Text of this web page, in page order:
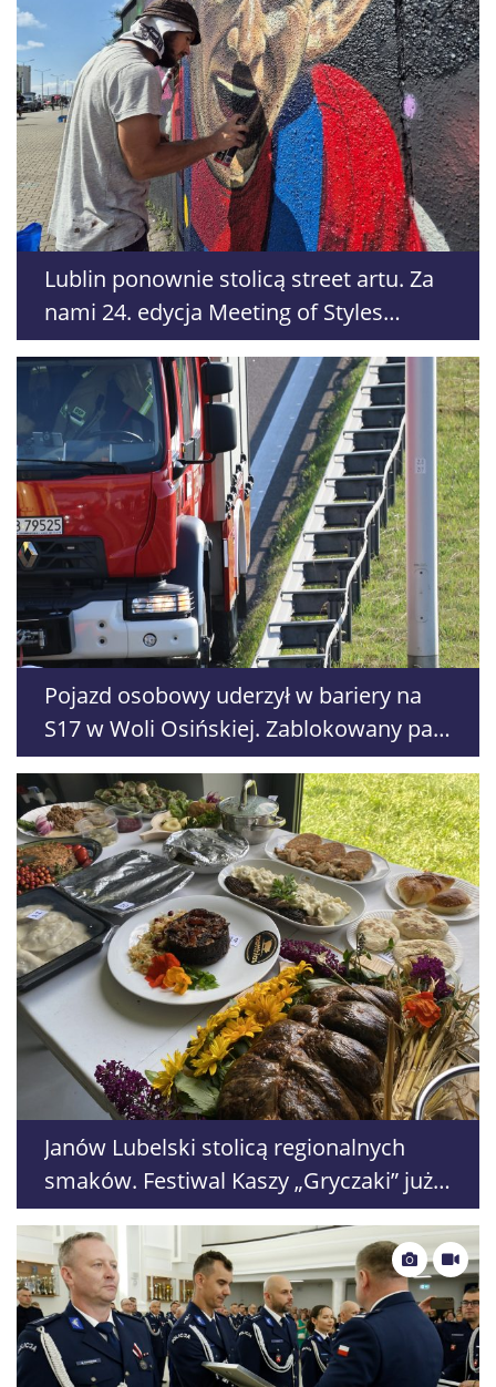
Lublin ponownie stolicą street artu. Za
nami 24. edycja Meeting of Styles
Poland
Pojazd osobowy uderzył w bariery na
S17 w Woli Osińskiej. Zablokowany pas
w kierunku Warszawy
Janów Lubelski stolicą regionalnych
smaków. Festiwal Kaszy „Gryczaki” już 8
i 9 sierpnia